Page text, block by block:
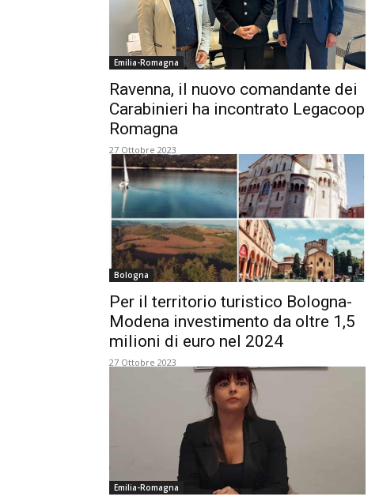
Emilia-Romagna
Ravenna, il nuovo comandante dei
Carabinieri ha incontrato Legacoop
Romagna
27 Ottobre 2023
Bologna
Per il territorio turistico Bologna-
Modena investimento da oltre 1,5
milioni di euro nel 2024
27 Ottobre 2023
Emilia-Romagna